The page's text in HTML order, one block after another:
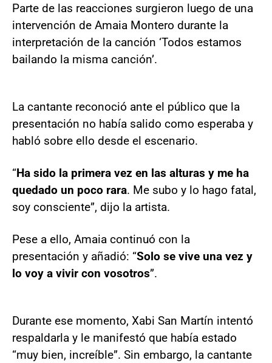
Parte de las reacciones surgieron luego de una
intervención de Amaia Montero durante la
interpretación de la canción ‘Todos estamos
bailando la misma canción’.
La cantante reconoció ante el público que la
presentación no había salido como esperaba y
habló sobre ello desde el escenario.
“Ha sido la primera vez en las alturas y me ha
quedado un poco rara. Me subo y lo hago fatal,
soy consciente”, dijo la artista.
Pese a ello, Amaia continuó con la
presentación y añadió: “Solo se vive una vez y
lo voy a vivir con vosotros”.
Durante ese momento, Xabi San Martín intentó
respaldarla y le manifestó que había estado
“muy bien, increíble”. Sin embargo, la cantante